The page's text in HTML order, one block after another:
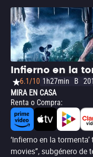
Infierno en la
6.1/10 1h27min B
MIRA EN CASA
Renta o Compra:
‘Infierno en la
movies”, subgénero de